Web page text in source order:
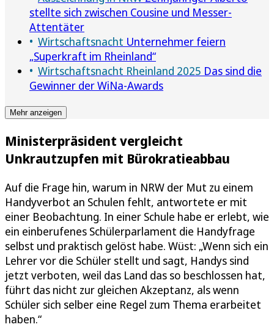
stellte sich zwischen Cousine und Messer-
Attentäter
Wirtschaftsnacht Unternehmer feiern
„Superkraft im Rheinland“
Wirtschaftsnacht Rheinland 2025 Das sind die
Gewinner der WiNa-Awards
Mehr anzeigen
Ministerpräsident vergleicht
Unkrautzupfen mit Bürokratieabbau
Auf die Frage hin, warum in NRW der Mut zu einem
Handyverbot an Schulen fehlt, antwortete er mit
einer Beobachtung. In einer Schule habe er erlebt, wie
ein einberufenes Schülerparlament die Handyfrage
selbst und praktisch gelöst habe. Wüst: „Wenn sich ein
Lehrer vor die Schüler stellt und sagt, Handys sind
jetzt verboten, weil das Land das so beschlossen hat,
führt das nicht zur gleichen Akzeptanz, als wenn
Schüler sich selber eine Regel zum Thema erarbeitet
haben.“